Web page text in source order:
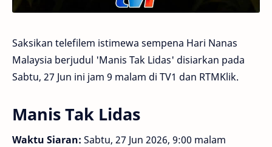
Saksikan telefilem istimewa sempena Hari Nanas
Malaysia berjudul 'Manis Tak Lidas' disiarkan pada
Sabtu, 27 Jun ini jam 9 malam di TV1 dan RTMKlik.
Manis Tak Lidas
Waktu Siaran: Sabtu, 27 Jun 2026, 9:00 malam